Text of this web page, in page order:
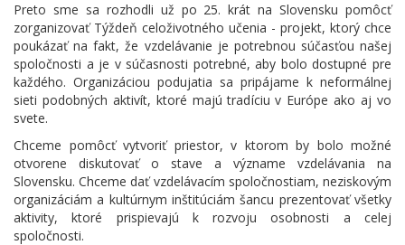
Preto sme sa rozhodli už po 25. krát na Slovensku pomôcť
zorganizovať Týždeň celoživotného učenia - projekt, ktorý chce
poukázať na fakt, že vzdelávanie je potrebnou súčasťou našej
spoločnosti a je v súčasnosti potrebné, aby bolo dostupné pre
každého. Organizáciou podujatia sa pripájame k neformálnej
sieti podobných aktivít, ktoré majú tradíciu v Európe ako aj vo
svete.
Chceme pomôcť vytvoriť priestor, v ktorom by bolo možné
otvorene diskutovať o stave a význame vzdelávania na
Slovensku. Chceme dať vzdelávacím spoločnostiam, neziskovým
organizáciám a kultúrnym inštitúciám šancu prezentovať všetky
aktivity, ktoré prispievajú k rozvoju osobnosti a celej
spoločnosti.